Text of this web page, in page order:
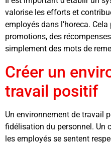
valorise les efforts et
employés dans l’horeca.
promotions, des
simplement des mots de
Créer un
travail positif
Un environnement de travail
fidélisation du personnel. Un
les employés se sentent